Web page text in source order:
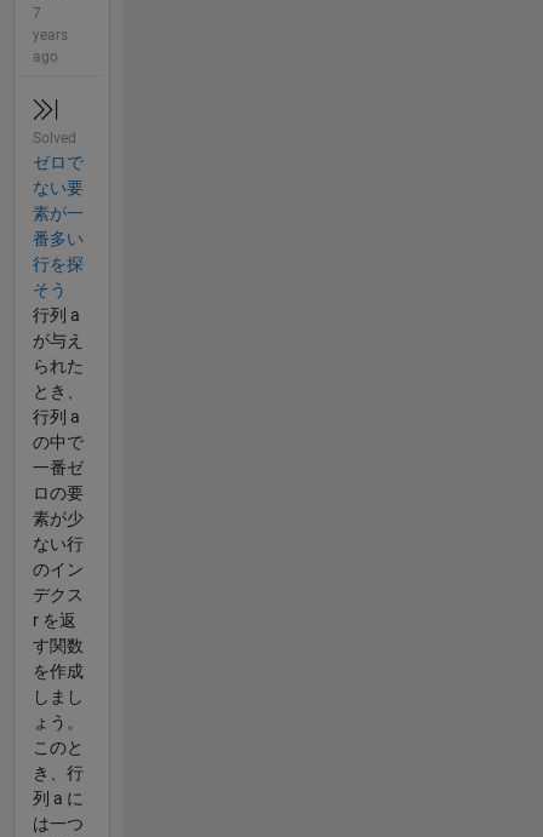
7
years
ago
Solved
ゼロで
ない要
素が一
番多い
行を探
そう
行列 a
が与え
られた
とき、
行列 a
の中で
一番ゼ
ロの要
素が少
ない行
のイン
デクス
r を返
す関数
を作成
しまし
ょう。
このと
き、行
列 a に
は一つ